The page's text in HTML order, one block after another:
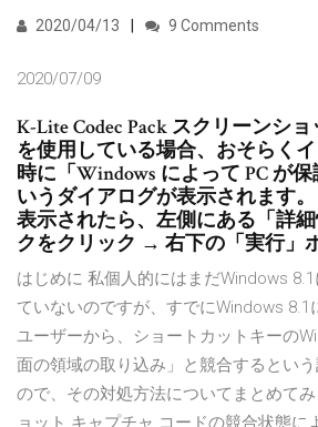
2020/04/13 9 Comments
2020/07/09
K-Lite Codec Pack スクリーンシ
を使用している場合、おそらく
時に「Windows によって PC が
いうダイアログが表示されます
表示されたら、左側にある「詳
クをクリック → 右下の「実行」
はじめに 私個人的にはまだWindows
ていないのですが、すでにWindows 8.1
ユーザーから、ショートカットキーの
面の領域の取り込み」と競合するとい
ので、その対処方法についてまとめて